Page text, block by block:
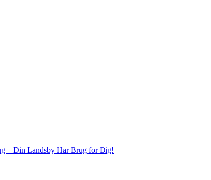
– Din Landsby Har Brug for Dig!